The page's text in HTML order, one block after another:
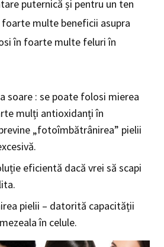
puternică și pentru un ten
multe beneficii asupra
în foarte multe feluri în
soare : se poate folosi mierea
mulți antioxidanți în
„fotoîmbătrânirea” pielii
eficientă dacă vrei să scapi
pielii – datorită capacității
în celule.